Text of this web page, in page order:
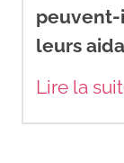
peuvent-
leurs
Lire la